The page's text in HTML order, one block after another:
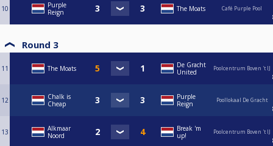
10
Purple
Reign
The Moats Café Purple Pool
Round 3
11 The Moats
De Gracht
United
Poolcentrum Boven 't IJ
12
Chalk is
Cheap
Purple
Reign
Poollokaal De Gracht
13
Alkmaar
Noord
Break 'm
up!
Poolcentrum Boven 't IJ